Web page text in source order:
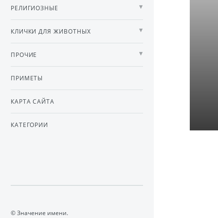
РЕЛИГИОЗНЫЕ
КЛИЧКИ ДЛЯ ЖИВОТНЫХ
ПРОЧИЕ
ПРИМЕТЫ
КАРТА САЙТА
КАТЕГОРИИ
© Значение имени.